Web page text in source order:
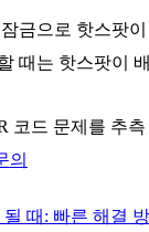
금으로 핫스팟
때는 핫스팟이
코드 문제를 추
의
때: 빠른 해결